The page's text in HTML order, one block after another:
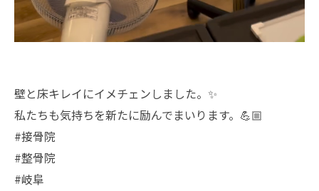
壁と床キレイにイメチェンしました。✨
私たちも気持ちを新たに励んでまいります。💪🏼
#接骨院
#整骨院
#岐阜